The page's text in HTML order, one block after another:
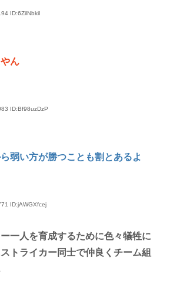
ID:6ZilNbkil
ん
ID:Bf98uzDzP
弱い方が勝つことも割とあるよ
ID:jAWGXfcej
一人を育成するために色々犠牲に
トライカー同士で仲良くチーム組